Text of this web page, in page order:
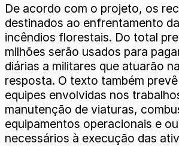
De acordo com o projeto, os
destinados ao enfrentamento
incêndios florestais. Do total
milhões serão usados para
diárias a militares que atuarão
resposta. O texto também
equipes envolvidas nos
manutenção de viaturas,
equipamentos operacionais e
necessários à execução das